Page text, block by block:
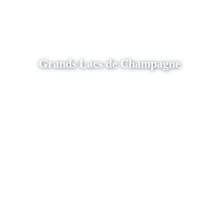
Grands Lacs de Champagne